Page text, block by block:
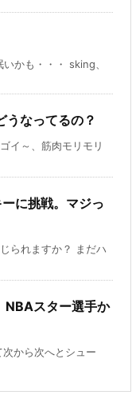
かも・・・ sking、
うなってるの？
イ～、筋肉モリモリ
に挑戦。マジっ
られますか？ まだハ
NBAスター選手か
から次へとシュー